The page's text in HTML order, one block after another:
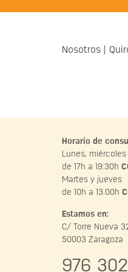
Nosotros
Horario de
Lunes,
de 17h a 19:30h
Martes y jueves
de 10h a 13.00h
Estamos en:
C/ Torre Nueva
50003 Zaragoza
976